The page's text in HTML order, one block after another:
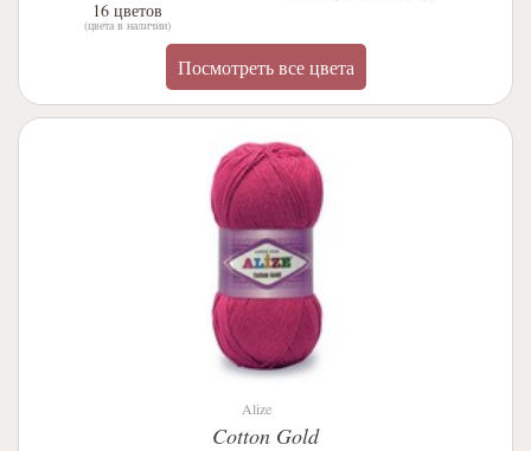
16 цветов
(цвета в наличии)
Посмотреть все цвета
Alize
Cotton Gold